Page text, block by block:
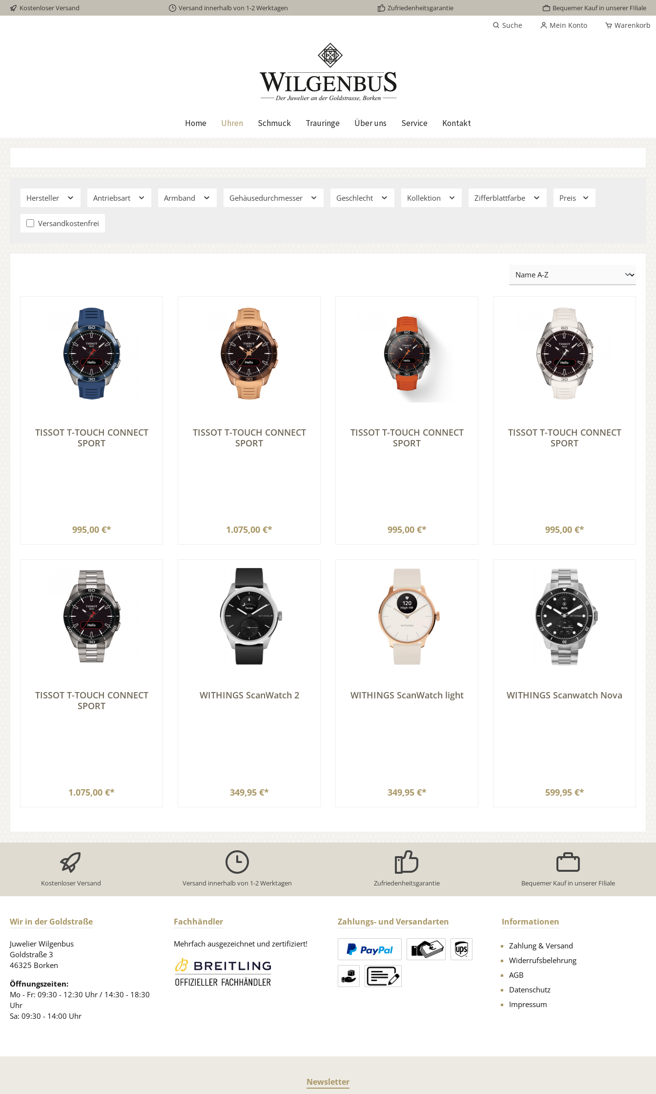
springen
Kostenloser Versand Versand innerhalb von 1-2 Werktagen Zufriedenheitsgarantie Bequemer Kauf in unserer FIliale
Suche Mein Konto Warenkorb
Home Uhren Schmuck Trauringe Über uns Service Kontakt
Hersteller Antriebsart Armband Gehäusedurchmesser Geschlecht Kollektion Zifferblattfarbe Preis
Filter hinzufügen: Versandkostenfrei
Versandkostenfrei
TISSOT T-TOUCH CONNECT
SPORT
995,00 €*
TISSOT T-TOUCH CONNECT
SPORT
1.075,00 €*
TISSOT T-TOUCH CONNECT
SPORT
995,00 €*
TISSOT T-TOUCH CONNECT
SPORT
995,00 €*
TISSOT T-TOUCH CONNECT
SPORT
1.075,00 €*
WITHINGS ScanWatch 2
349,95 €*
WITHINGS ScanWatch light
349,95 €*
WITHINGS Scanwatch Nova
599,95 €*
Kostenloser Versand Versand innerhalb von 1-2 Werktagen Zufriedenheitsgarantie Bequemer Kauf in unserer FIliale
Wir in der Goldstraße
Juwelier Wilgenbus
Goldstraße 3
46325 Borken
Öffnungszeiten:
Mo - Fr: 09:30 - 12:30 Uhr / 14:30 - 18:30
Uhr
Sa: 09:30 - 14:00 Uhr
Fachhändler
Mehrfach ausgezeichnet und zertifiziert!
Zahlungs- und Versandarten Informationen
Zahlung & Versand
Widerrufsbelehrung
AGB
Datenschutz
Impressum
Newsletter